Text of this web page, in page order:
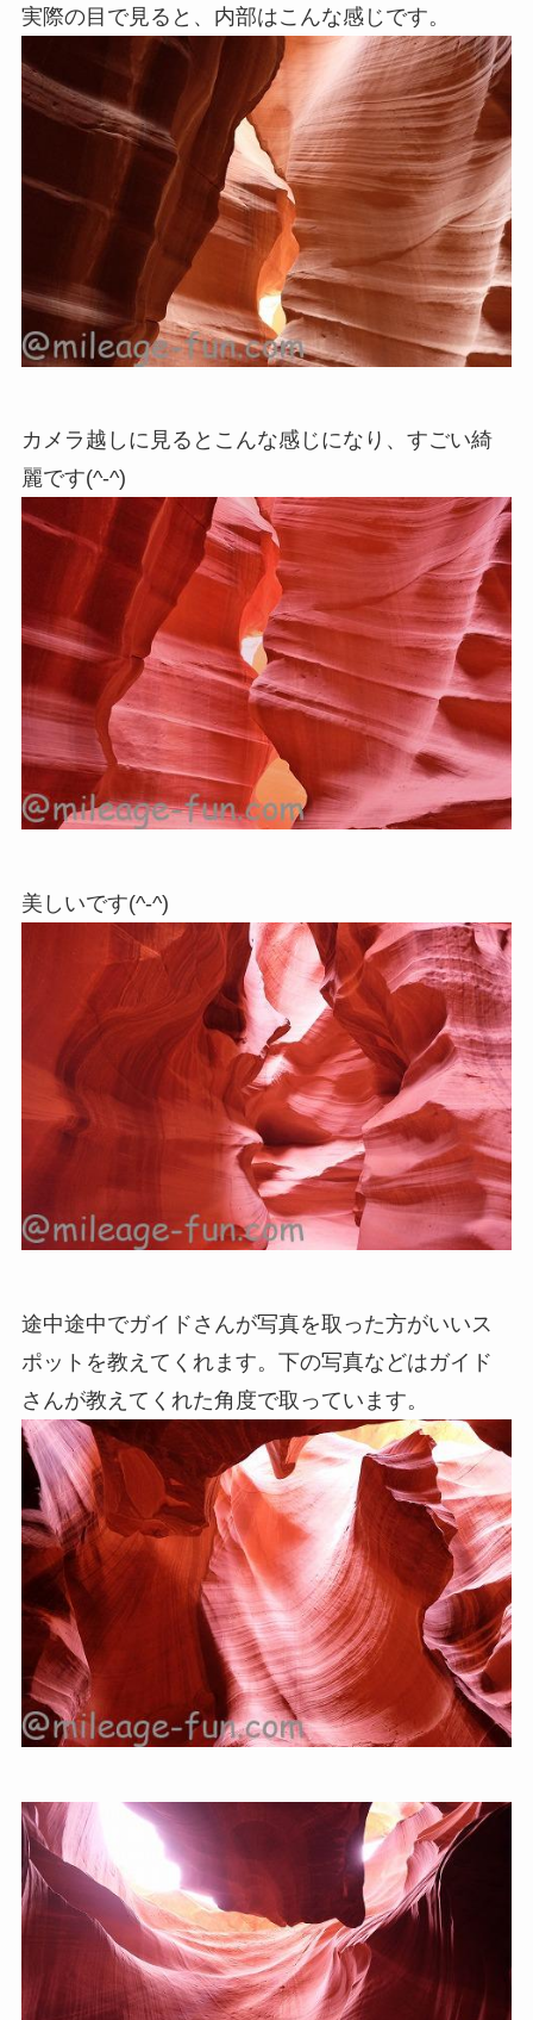
実際の目で見ると、内部はこんな感じです。
カメラ越しに見るとこんな感じになり、すごい綺
麗です(^-^)
美しいです(^-^)
途中途中でガイドさんが写真を取った方がいいス
ポットを教えてくれます。下の写真などはガイド
さんが教えてくれた角度で取っています。